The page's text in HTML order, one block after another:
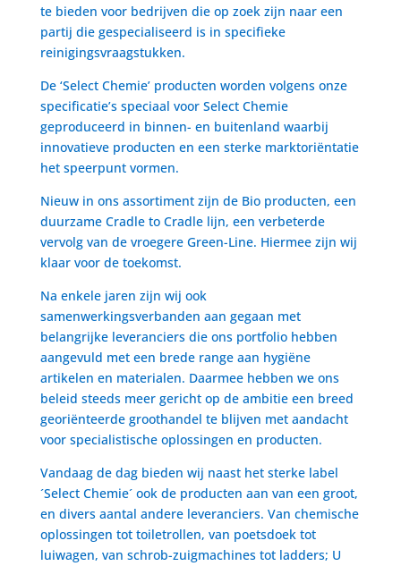
te bieden voor bedrijven die op zoek zijn naar een
partij die gespecialiseerd is in specifieke
reinigingsvraagstukken.
De ‘Select Chemie’ producten worden volgens onze
specificatie’s speciaal voor Select Chemie
geproduceerd in binnen- en buitenland waarbij
innovatieve producten en een sterke marktoriëntatie
het speerpunt vormen.
Nieuw in ons assortiment zijn de Bio producten, een
duurzame Cradle to Cradle lijn, een verbeterde
vervolg van de vroegere Green-Line. Hiermee zijn wij
klaar voor de toekomst.
Na enkele jaren zijn wij ook
samenwerkingsverbanden aan gegaan met
belangrijke leveranciers die ons portfolio hebben
aangevuld met een brede range aan hygiëne
artikelen en materialen. Daarmee hebben we ons
beleid steeds meer gericht op de ambitie een breed
georiënteerde groothandel te blijven met aandacht
voor specialistische oplossingen en producten.
Vandaag de dag bieden wij naast het sterke label
´Select Chemie´ ook de producten aan van een groot,
en divers aantal andere leveranciers. Van chemische
oplossingen tot toiletrollen, van poetsdoek tot
luiwagen, van schrob-zuigmachines tot ladders; U